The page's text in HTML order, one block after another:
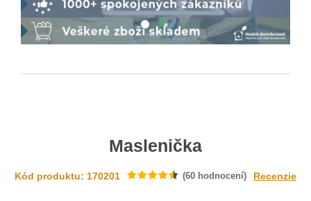
Maslenička
Kód produktu: 170201 (60 hodnocení) Recenzie